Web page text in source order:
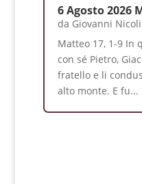
6 Agosto 2026
da Giovanni Nicoli
Matteo 17, 1-9 In
con sé Pietro,
fratello e li
alto monte. E fu...